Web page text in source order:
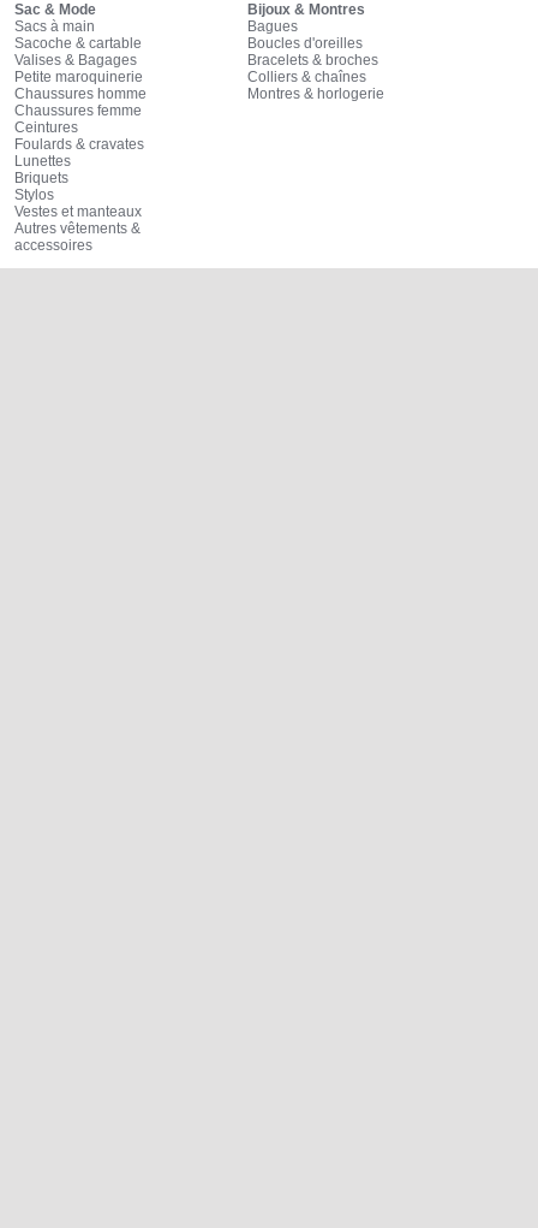
Sac & Mode
Sacs à main
Sacoche & cartable
Valises & Bagages
Petite maroquinerie
Chaussures homme
Chaussures femme
Ceintures
Foulards & cravates
Lunettes
Briquets
Stylos
Vestes et manteaux
Autres vêtements &
accessoires
Bijoux & Montres
Bagues
Boucles d'oreilles
Bracelets & broches
Colliers & chaînes
Montres & horlogerie